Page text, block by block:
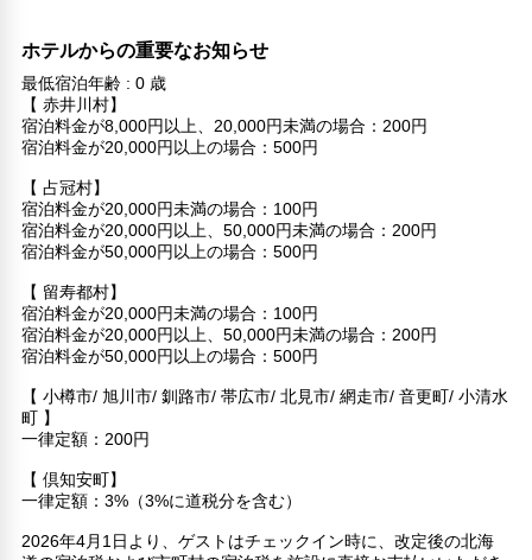
ホテルからの重要なお知らせ
最低宿泊年齢 : 0 歳
【 赤井川村】
宿泊料金が8,000円以上、20,000円未満の場合：200円
宿泊料金が20,000円以上の場合：500円
【 占冠村】
宿泊料金が20,000円未満の場合：100円
宿泊料金が20,000円以上、50,000円未満の場合：200円
宿泊料金が50,000円以上の場合：500円
【 留寿都村】
宿泊料金が20,000円未満の場合：100円
宿泊料金が20,000円以上、50,000円未満の場合：200円
宿泊料金が50,000円以上の場合：500円
【 小樽市/ 旭川市/ 釧路市/ 帯広市/ 北見市/ 網走市/ 音更町/ 小清水
町 】
一律定額：200円
【 倶知安町】
一律定額：3%（3%に道税分を含む）
2026年4月1日より、ゲストはチェックイン時に、改定後の北海